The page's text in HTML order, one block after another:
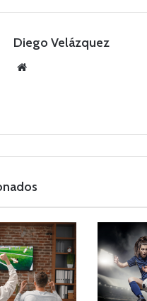
Diego Velázquez
Website